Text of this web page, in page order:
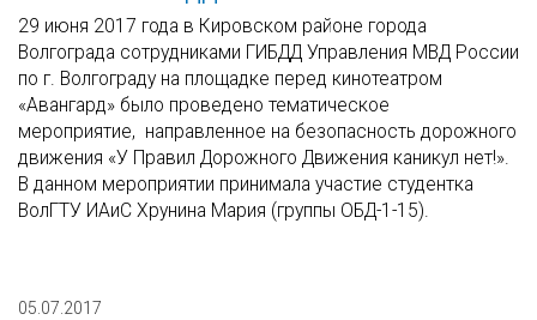
29 июня 2017 года в Кировском районе города
Волгограда сотрудниками ГИБДД Управления МВД России
по г. Волгограду на площадке перед кинотеатром
«Авангард» было проведено тематическое
мероприятие, направленное на безопасность дорожного
движения «У Правил Дорожного Движения каникул нет!».
В данном мероприятии принимала участие студентка
ВолГТУ ИАиС Хрунина Мария (группы ОБД-1-15).
05.07.2017